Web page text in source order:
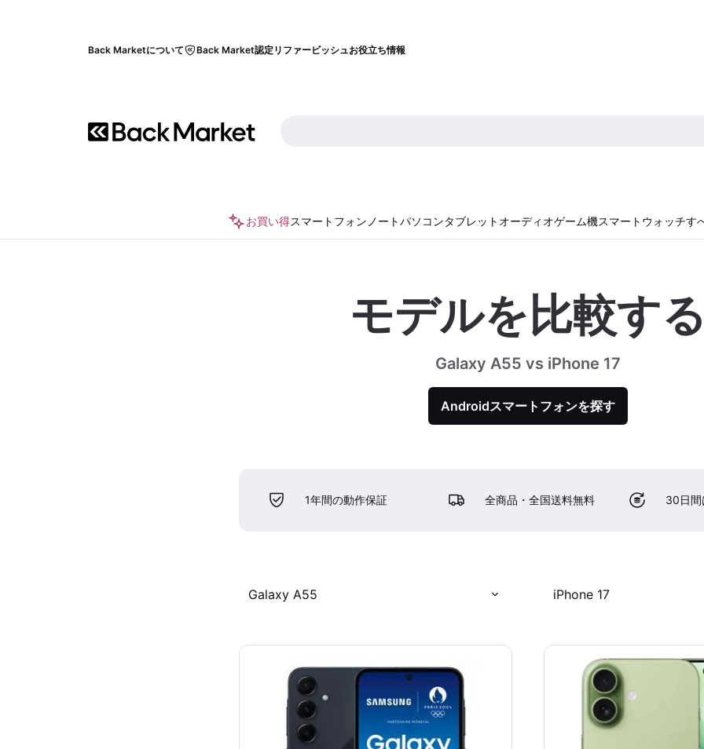
Back Marketについて Back Market認定リファービッシュお役立ち情報
お買い得スマートフォン ノートパソコンタブレット オーディオゲーム機スマートウォッチす
モデルを比較す
Galaxy A55 vs iPhone 17
Androidスマートフォンを探す
1年間の動作保証 全商品・全国送料無料 30日間
Galaxy A55 iPhone 17